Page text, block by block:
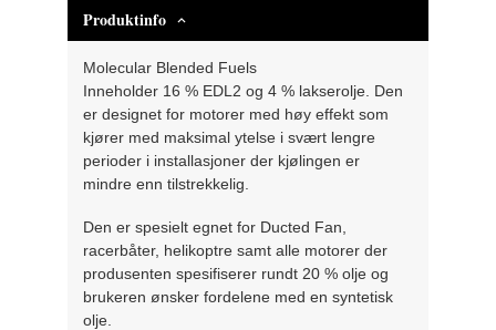
Produktinfo
Molecular Blended Fuels
Inneholder 16 % EDL2 og 4 % lakserolje. Den
er designet for motorer med høy effekt som
kjører med maksimal ytelse i svært lengre
perioder i installasjoner der kjølingen er
mindre enn tilstrekkelig.
Den er spesielt egnet for Ducted Fan,
racerbåter, helikoptre samt alle motorer der
produsenten spesifiserer rundt 20 % olje og
brukeren ønsker fordelene med en syntetisk
olje.